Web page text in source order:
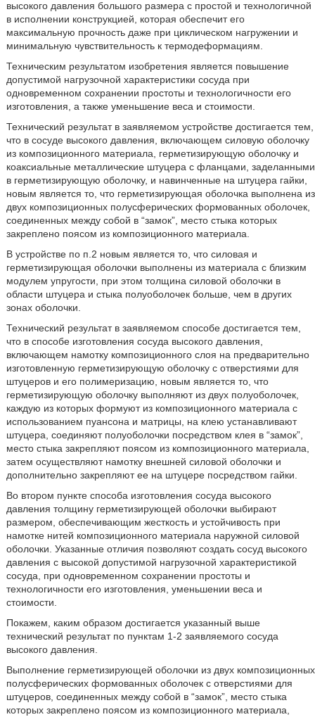
высокого давления большого размера с простой и технологичной
в исполнении конструкцией, которая обеспечит его
максимальную прочность даже при циклическом нагружении и
минимальную чувствительность к термодеформациям.
Техническим результатом изобретения является повышение
допустимой нагрузочной характеристики сосуда при
одновременном сохранении простоты и технологичности его
изготовления, а также уменьшение веса и стоимости.
Технический результат в заявляемом устройстве достигается тем,
что в сосуде высокого давления, включающем силовую оболочку
из композиционного материала, герметизирующую оболочку и
коаксиальные металлические штуцера с фланцами, заделанными
в герметизирующую оболочку, и навинченные на штуцера гайки,
новым является то, что герметизирующая оболочка выполнена из
двух композиционных полусферических формованных оболочек,
соединенных между собой в “замок”, место стыка которых
закреплено поясом из композиционного материала.
В устройстве по п.2 новым является то, что силовая и
герметизирующая оболочки выполнены из материала с близким
модулем упругости, при этом толщина силовой оболочки в
области штуцера и стыка полуоболочек больше, чем в других
зонах оболочки.
Технический результат в заявляемом способе достигается тем,
что в способе изготовления сосуда высокого давления,
включающем намотку композиционного слоя на предварительно
изготовленную герметизирующую оболочку с отверстиями для
штуцеров и его полимеризацию, новым является то, что
герметизирующую оболочку выполняют из двух полуоболочек,
каждую из которых формуют из композиционного материала с
использованием пуансона и матрицы, на клею устанавливают
штуцера, соединяют полуоболочки посредством клея в “замок”,
место стыка закрепляют поясом из композиционного материала,
затем осуществляют намотку внешней силовой оболочки и
дополнительно закрепляют ее на штуцере посредством гайки.
Во втором пункте способа изготовления сосуда высокого
давления толщину герметизирующей оболочки выбирают
размером, обеспечивающим жесткость и устойчивость при
намотке нитей композиционного материала наружной силовой
оболочки. Указанные отличия позволяют создать сосуд высокого
давления с высокой допустимой нагрузочной характеристикой
сосуда, при одновременном сохранении простоты и
технологичности его изготовления, уменьшении веса и
стоимости.
Покажем, каким образом достигается указанный выше
технический результат по пунктам 1-2 заявляемого сосуда
высокого давления.
Выполнение герметизирующей оболочки из двух композиционных
полусферических формованных оболочек с отверстиями для
штуцеров, соединенных между собой в “замок”, место стыка
которых закреплено поясом из композиционного материала,